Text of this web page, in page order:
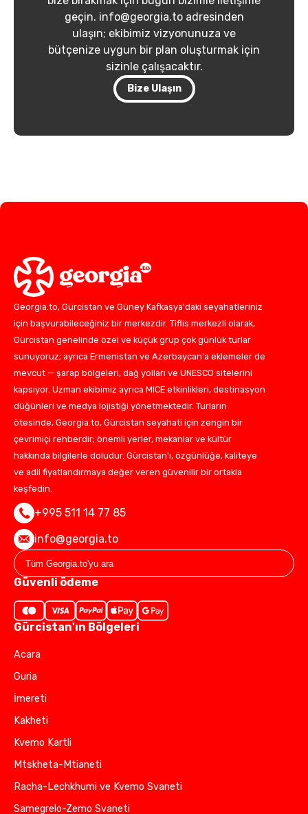
geçin. info@georgia.to adresinden
ulaşın; ekibimiz vizyonunuza ve
bütçenize uygun bir plan oluşturmak için
sizinle çalışacaktır.
Bize Ulaşın
Georgia.to, Gürcistan ve Güney Kafkasya'daki seyahatleriniz
için başvurabileceğiniz bir merkezdir. Tiflis merkezli olarak,
Gürcistan genelinde özel ve küçük grup çok günlük turlar
sunuyoruz; ayrıca Ermenistan ve Azerbaycan'a eklemeler de
mevcut — şarap bölgeleri, dağ yolları ve UNESCO sitelerini
kapsıyor. Uzman ekibimiz ayrıca MICE etkinlikleri, destinasyon
düğünleri ve medya lojistiği yönetmektedir. Turların
ötesinde, Georgia.to, Gürcistan seyahati için zengin bir
çevrimiçi rehberdir; önemli yerler, mekanlar ve kültür
hakkında bilgilerle doludur. Gürcistan'ı, özgünlüğe, kaliteye
ve adil fiyatlandırmaya değer veren güvenilir bir ortakla
keşfedin.
+995 511 14 77 85
info@georgia.to
Güvenli ödeme
Gürcistan'ın Bölgeleri
Acara
Guria
İmereti
Kakheti
Kvemo Kartli
Mtskheta-Mtianeti
Racha-Lechkhumi ve Kvemo Svaneti
Samegrelo-Zemo Svaneti